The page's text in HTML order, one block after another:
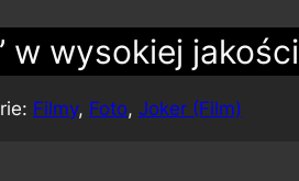
w wysokiej jakości
Filmy, Foto, Joker (Film)